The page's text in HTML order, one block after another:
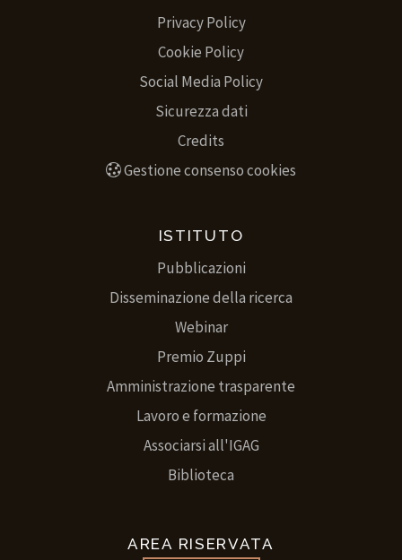
Privacy Policy
Cookie Policy
Social Media Policy
Sicurezza dati
Credits
Gestione consenso cookies
ISTITUTO
Pubblicazioni
Disseminazione della ricerca
Webinar
Premio Zuppi
Amministrazione trasparente
Lavoro e formazione
Associarsi all'IGAG
Biblioteca
AREA RISERVATA